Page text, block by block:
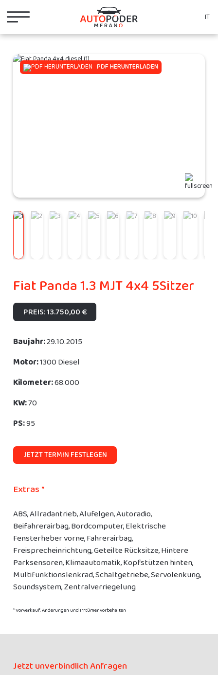
PDF HERUNTERLADEN
Fiat Panda 1.3 MJT 4x4 5Sitzer
PREIS: 13.750,00 €
Baujahr:29.10.2015
Motor:1300 Diesel
Kilometer:68.000
KW:70
PS:95
JETZT TERMIN FESTLEGEN
Extras *
ABS, Allradantrieb, Alufelgen, Autoradio,
Beifahrerairbag, Bordcomputer, Elektrische
Fensterheber vorne, Fahrerairbag,
Freisprecheinrichtung, Geteilte Rücksitze, Hintere
Parksensoren, Klimaautomatik, Kopfstützen hinten,
Multifunktionslenkrad, Schaltgetriebe, Servolenkung,
Soundsystem, Zentralverriegelung
* Vorverkauf, Änderungen und Irrtümer vorbehalten
Jetzt unverbindlich Anfragen
IT